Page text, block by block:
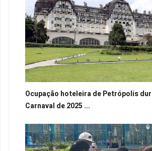
Ocupação hoteleira de Petrópolis
Carnaval de 2025 ...